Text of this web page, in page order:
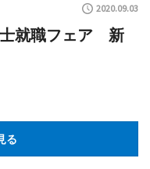
2020.09.03
士就職フェア 新
る